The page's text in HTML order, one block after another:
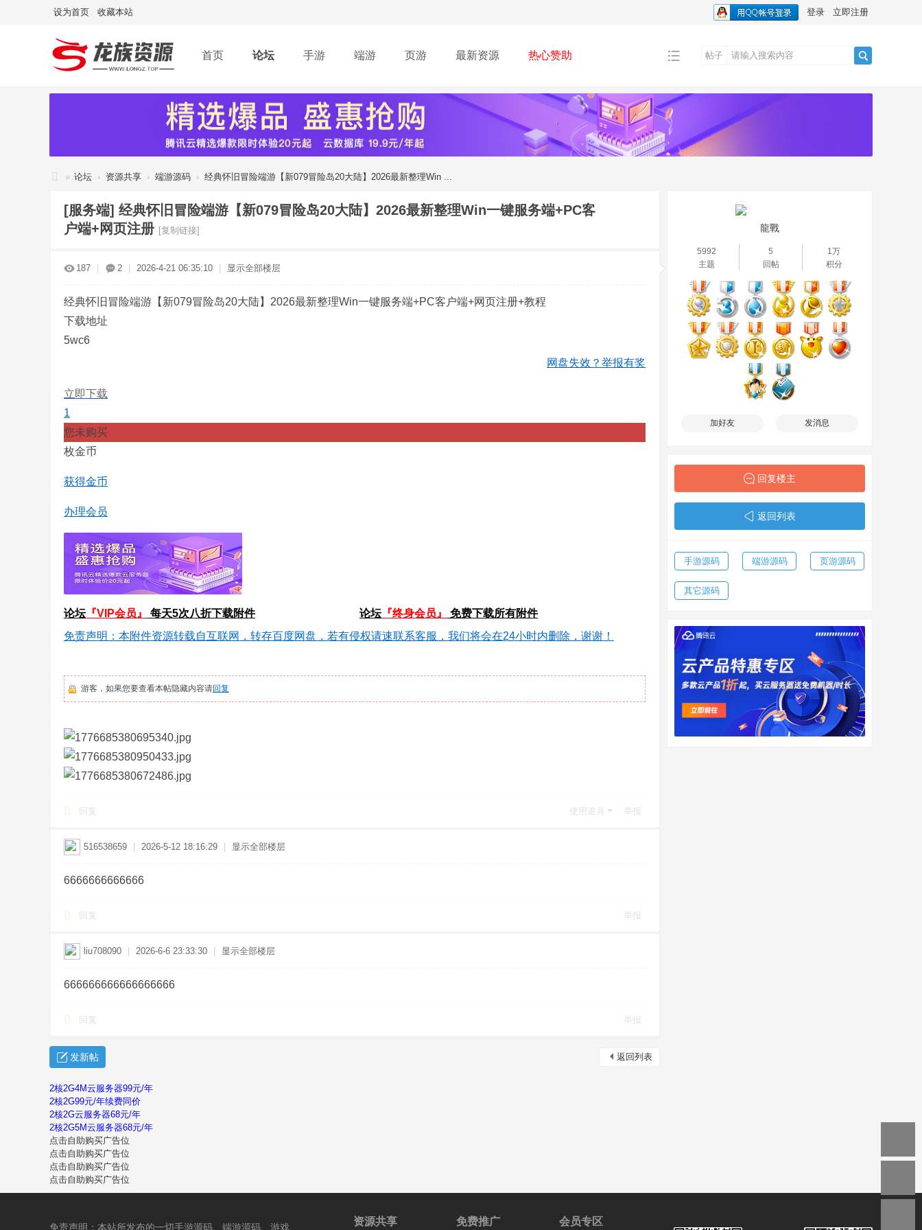
设为首页 收藏本站 登录 立即注册
首页 论坛 手游 端游 页游 最新资源 热心赞助 帖子
» 论坛 › 资源共享 › 端游源码 › 经典怀旧冒险端游【新079冒险岛20大陆】2026最新整理Win ...
[服务端] 经典怀旧冒险端游【新079冒险岛20大陆】2026最新整理Win一键服务端+PC客
户端+网页注册 [复制链接]
187 2 2026-4-21 06:35:10 显示全部楼层
经典怀旧冒险端游【新079冒险岛20大陆】2026最新整理Win一键服务端+PC客户端+网页注册+教程
下载地址
5wc6
网盘失效？举报有奖
立即下载
1
您未购买
枚金币
获得金币
办理会员
论坛『VIP会员』 每天5次八折下载附件 论坛『终身会员』
免费下载所有附件
免责声明：本附件资源转载自互联网，转存百度网盘，若有侵权请速联系客服，我们将会在24小时内删除，谢谢！
游客，如果您要查看本帖隐藏内容请回复
回复 使用道具 举报
516538659 2026-5-12 18:16:29 显示全部楼层
6666666666666
回复 举报
liu708090 2026-6-6 23:33:30 显示全部楼层
666666666666666666
回复 举报
返回列表
发新帖
龍戰
5992
主题
5
回帖
1万
积分
加好友 发消息
回复楼主
返回列表
手游源码 端游源码 页游源码
其它源码
2核2G4M云服务器99元/年
2核2G99元/年续费同价
2核2G云服务器68元/年
2核2G5M云服务器68元/年
点击自助购买广告位
点击自助购买广告位
点击自助购买广告位
点击自助购买广告位
免责声明：本站所发布的一切手游源码、端游源码、游戏 资源共享 免费推广 会员专区